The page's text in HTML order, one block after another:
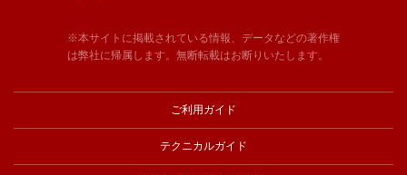
※本サイトに掲載されている情報、データなどの著作権
は弊社に帰属します。無断転載はお断りいたします。
ご利用ガイド
テクニカルガイド